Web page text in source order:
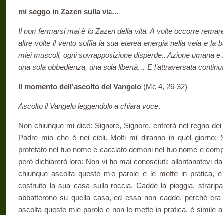
mi seggo in Zazen sulla via…
Il non fermarsi mai è lo Zazen della vita. A volte occorre
altre volte il vento soffia la sua eterea energia nella vela e la
miei muscoli, ogni sovrapposizione disperde.. Azione umana
una sola obbedienza, una sola libertà… E l’attraversata
Il momento dell’ascolto del Vangelo (Mc 4, 26-32)
Ascolto il Vangelo leggendolo a chiara voce.
Non chiunque mi dice: Signore, Signore, entrerà nel regno
Padre mio che è nei cieli. Molti mi diranno in quel giorno:
profetato nel tuo nome e cacciato demoni nel tuo nome e
però dichiarerò loro: Non vi ho mai conosciuti; allontanatevi
chiunque ascolta queste mie parole e le mette in pratica,
costruito la sua casa sulla roccia. Cadde la pioggia,
abbatterono su quella casa, ed essa non cadde, perché
ascolta queste mie parole e non le mette in pratica, è simile